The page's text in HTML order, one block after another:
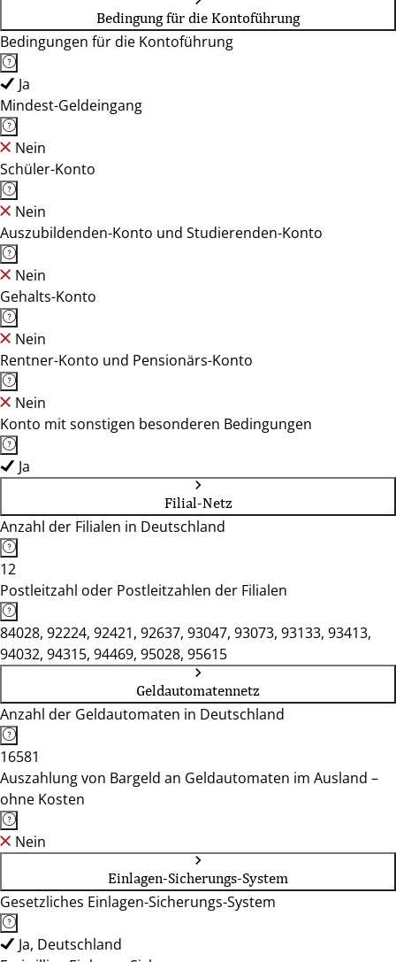
Bedingung für die Kontoführung
Bedingungen für die Kontoführung
Ja
Mindest-Geldeingang
Nein
Schüler-Konto
Nein
Auszubildenden-Konto und Studierenden-Konto
Nein
Gehalts-Konto
Nein
Rentner-Konto und Pensionärs-Konto
Nein
Konto mit sonstigen besonderen Bedingungen
Ja
Filial-Netz
Anzahl der Filialen in Deutschland
12
Postleitzahl oder Postleitzahlen der Filialen
84028, 92224, 92421, 92637, 93047, 93073, 93133, 93413,
94032, 94315, 94469, 95028, 95615
Geldautomatennetz
Anzahl der Geldautomaten in Deutschland
16581
Auszahlung von Bargeld an Geldautomaten im Ausland –
ohne Kosten
Nein
Einlagen-Sicherungs-System
Gesetzliches Einlagen-Sicherungs-System
Ja, Deutschland